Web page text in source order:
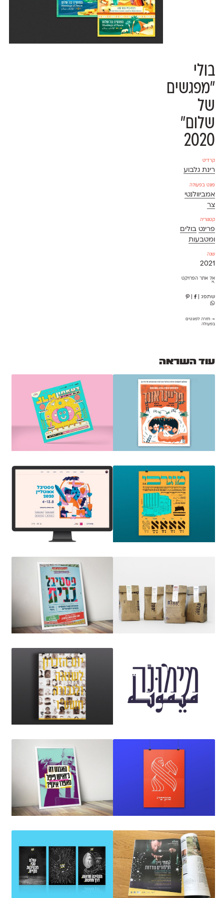
בולי
״מפגשים
של
שלום״
2020
קרדיט
רינת גלבוע
פונט בפעולה
אמביוולנטי
צר
קטגוריה
פרינט בולים
ומטבעות
שנה
2021
אל אתר הפרויקט
⇱
שתפו: |
→ חזרה לפונטים
בפעולה
עוד השראה